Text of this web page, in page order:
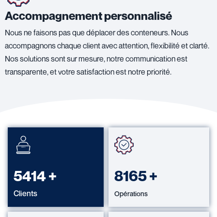
Accompagnement personnalisé
Nous ne faisons pas que déplacer des conteneurs. Nous
accompagnons chaque client avec attention, flexibilité et clarté.
Nos solutions sont sur mesure, notre communication est
transparente, et votre satisfaction est notre priorité.
6100 +
Clients
9200+
Opérations